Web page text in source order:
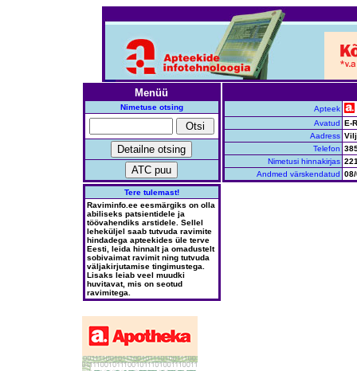
Menüü
Nimetuse otsing
Tere tulemast!
Raviminfo.ee eesmärgiks on olla
abiliseks patsientidele ja
töövahendiks arstidele. Sellel
leheküljel saab tutvuda ravimite
hindadega apteekides üle terve
Eesti, leida hinnalt ja omadustelt
sobivaimat ravimit ning tutvuda
väljakirjutamise tingimustega.
Lisaks leiab veel muudki
huvitavat, mis on seotud
ravimitega.
Apteek
Avatud E-
Aadress
Telefon
Nimetusi hinnakirjas
Andmed värskendatud